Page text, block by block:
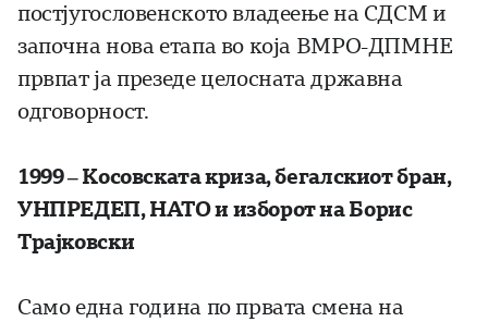
постјугословенското владеење на СДСМ и
започна нова етапа во која ВМРО-ДПМНЕ
првпат ја презеде целосната државна
одговорност.
1999 – Косовската криза, бегалскиот бран,
УНПРЕДЕП, НАТО и изборот на Борис
Трајковски
Само една година по првата смена на